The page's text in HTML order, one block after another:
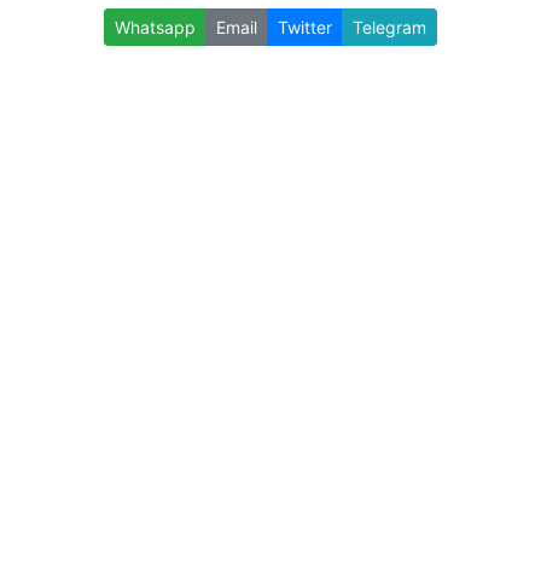
Whatsapp Email Twitter Telegram